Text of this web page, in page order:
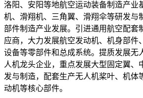
洛阳、安阳等地航空运动装备制造产业
机、滑翔机、三角翼、滑翔伞等研发与
部件制造产业发展。引进通用航空配套
应商，大力发展航空发动机、机身部件
设备等零部件和总成系统。提质发展无
人机龙头企业，重点发展大型固定翼、
发与制造，配套生产无人机桨叶、机体
动机等核心部件。